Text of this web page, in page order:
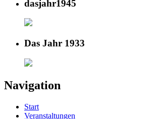
dasjahr1945
Das Jahr 1933
Navigation
Start
Veranstaltungen